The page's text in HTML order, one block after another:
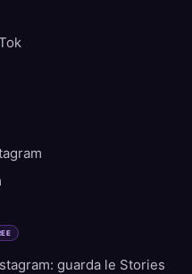
guarda le Stories